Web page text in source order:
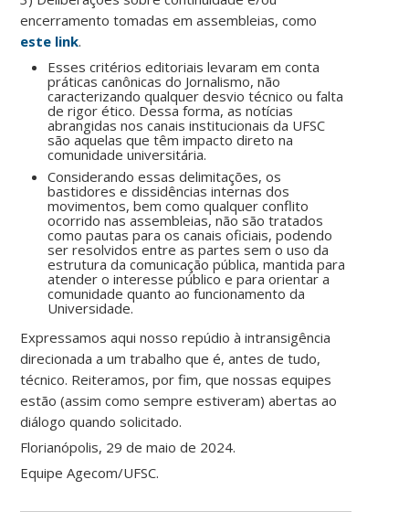
encerramento tomadas em assembleias, como
este link.
Esses critérios editoriais levaram em conta
práticas canônicas do Jornalismo, não
caracterizando qualquer desvio técnico ou falta
de rigor ético. Dessa forma, as notícias
abrangidas nos canais institucionais da UFSC
são aquelas que têm impacto direto na
comunidade universitária.
Considerando essas delimitações, os
bastidores e dissidências internas dos
movimentos, bem como qualquer conflito
ocorrido nas assembleias, não são tratados
como pautas para os canais oficiais, podendo
ser resolvidos entre as partes sem o uso da
estrutura da comunicação pública, mantida para
atender o interesse público e para orientar a
comunidade quanto ao funcionamento da
Universidade.
Expressamos aqui nosso repúdio à intransigência
direcionada a um trabalho que é, antes de tudo,
técnico. Reiteramos, por fim, que nossas equipes
estão (assim como sempre estiveram) abertas ao
diálogo quando solicitado.
Florianópolis, 29 de maio de 2024.
Equipe Agecom/UFSC.